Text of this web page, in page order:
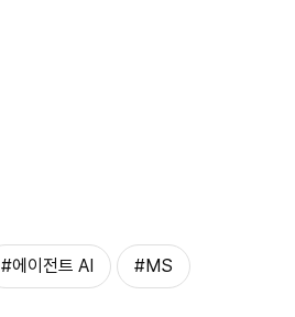
#에이전트 AI #MS